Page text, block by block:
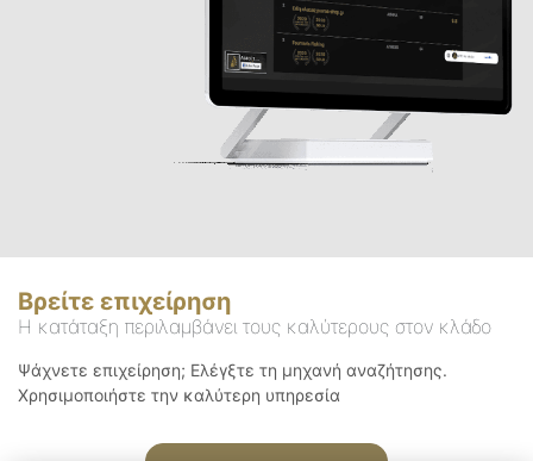
Βρείτε επιχείρηση
Η κατάταξη περιλαμβάνει τους καλύτερους στον κλάδο
Ψάχνετε επιχείρηση; Ελέγξτε τη μηχανή αναζήτησης.
Χρησιμοποιήστε την καλύτερη υπηρεσία